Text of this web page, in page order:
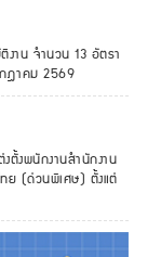
งาน จำนวน 13 อัตรา
ฎาคม 2569
ตั้งพนักงานสํานักงาน
ย (ด่วนพิเศษ) ตั้งแต่